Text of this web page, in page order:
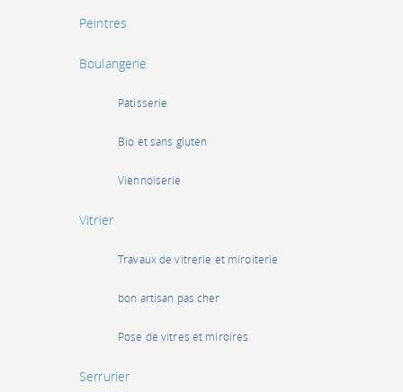
Peintres
Boulangerie
Pâtisserie
Bio et sans gluten
Viennoiserie
Vitrier
Travaux de vitrerie et miroiterie
bon artisan pas cher
Pose de vitres et miroires
Serrurier